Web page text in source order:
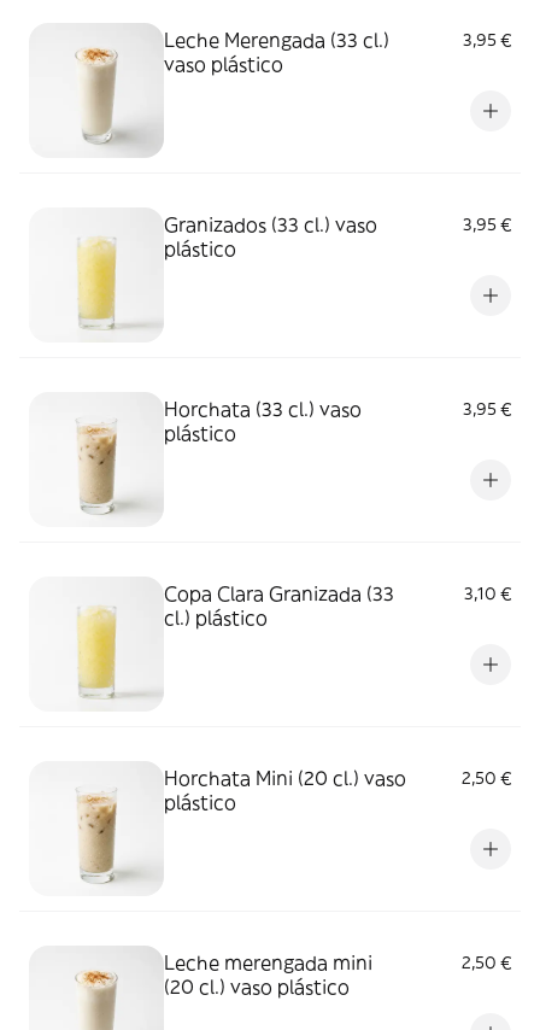
Leche Merengada (33 cl.)
vaso plástico
3,95 €
Granizados (33 cl.) vaso
plástico
3,95 €
Horchata (33 cl.) vaso
plástico
3,95 €
Copa Clara Granizada (33
cl.) plástico
3,10 €
Horchata Mini (20 cl.) vaso
plástico
2,50 €
Leche merengada mini
(20 cl.) vaso plástico
2,50 €